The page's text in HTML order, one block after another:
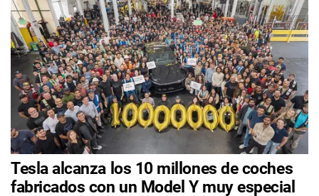
Tesla alcanza los 10 millones de coches
fabricados con un Model Y muy especial